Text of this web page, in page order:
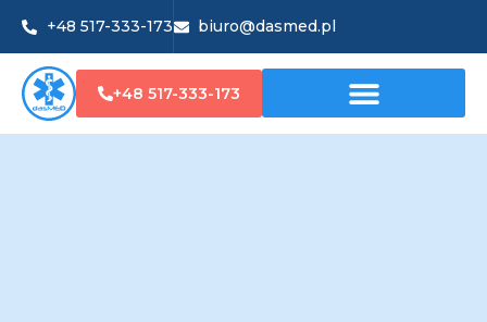
+48 517-333-173 biuro@dasmed.pl
+48 517-333-173